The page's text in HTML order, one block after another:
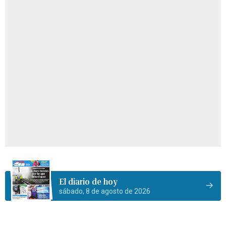
El diario de hoy
sábado, 8 de agosto de 2026